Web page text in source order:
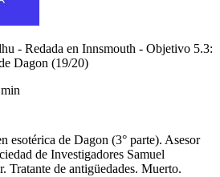
- Redada en Innsmouth - Objetivo 5.3:
Dagon (19/20)
esotérica de Dagon (3° parte). Asesor
de Investigadores Samuel
Tratante de antigüedades. Muerto.